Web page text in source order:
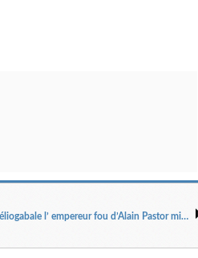
Héliogabale l’ empereur fou d’Alain Pastor mise en scène Pascal Vitiello.